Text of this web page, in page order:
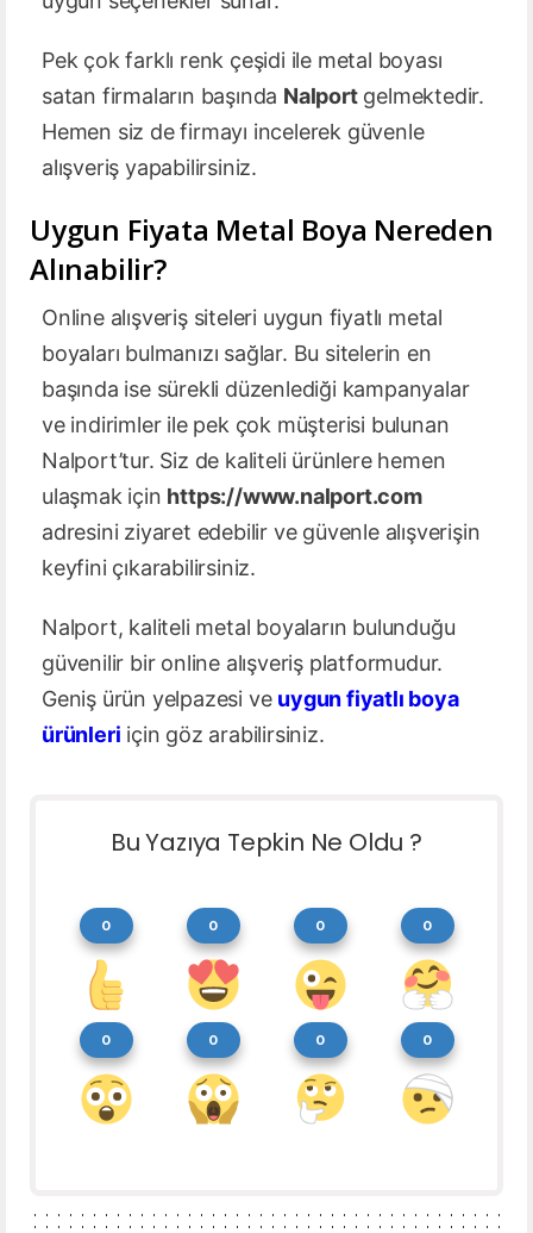
Pek çok farklı renk çeşidi ile metal boyası
satan firmaların başında Nalportgelmektedir.
Hemen siz de firmayı incelerek güvenle
alışveriş yapabilirsiniz.
Uygun Fiyata Metal Boya Nereden
Alınabilir?
Online alışveriş siteleri uygun fiyatlı metal
boyaları bulmanızı sağlar. Bu sitelerin en
başında ise sürekli düzenlediği kampanyalar
ve indirimler ile pek çok müşterisi bulunan
Nalport’tur. Siz de kaliteli ürünlere hemen
ulaşmak için https://www.nalport.com
adresini ziyaret edebilir ve güvenle alışverişin
keyfini çıkarabilirsiniz.
Nalport, kaliteli metal boyaların bulunduğu
güvenilir bir online alışveriş platformudur.
Geniş ürün yelpazesi ve uygun fiyatlı boya
ürünleri için göz arabilirsiniz.
Bu Yazıya Tepkin Ne Oldu ?
0 0 0 0
0 0 0 0